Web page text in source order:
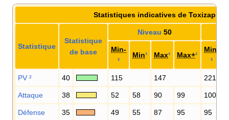
Statistiques indicatives de Toxizap
Statistique
Statistique
de base
Niveau 50
Min-
¹
Min¹ Max¹ Max+¹
Min-
¹
PV ² 40 115 147 221
Attaque 38 52 58 90 99 100
Défense 35 49 55 87 95 95